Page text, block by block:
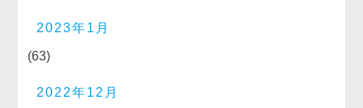
2023年1月
(63)
2022年12月